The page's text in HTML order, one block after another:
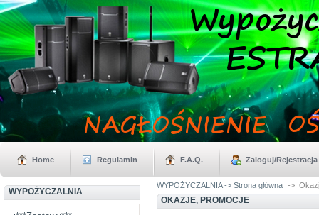
Home Regulamin F.A.Q. Zaloguj/Rejestracja
WYPOŻYCZALNIA
WYPOŻYCZALNIA -> Strona główna ->
OKAZJE, PROMOCJE